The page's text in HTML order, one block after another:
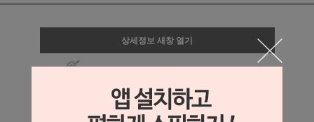
상세정보 새창 열기